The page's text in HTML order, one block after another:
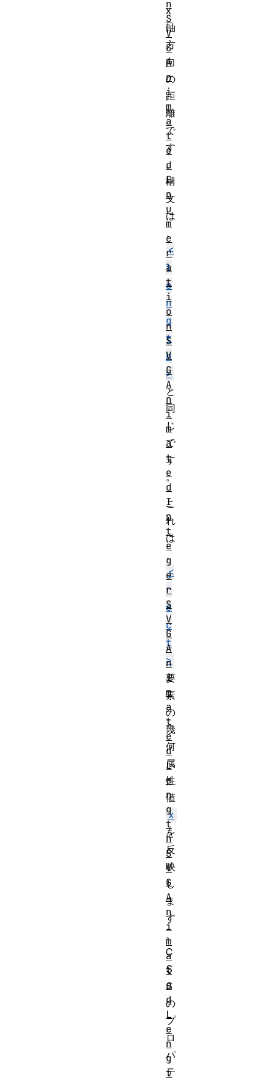
x
軸
方
向
の
距
離
で
す
。
構
文
は
、
<
l
e
n
g
t
h
>
と
同
じ
で
す
。
こ
れ
は
、
<
r
e
c
t
>
要
素
の
幾
何
属
性
値
x
を
反
映
し
ま
す
。
C
S
S
の
プ
ロ
パ
テ
n
S
V
G
A
n
i
m
a
t
e
d
E
n
u
m
e
r
a
t
i
o
n
S
V
G
A
n
i
m
a
t
e
d
I
n
t
e
g
e
r
S
V
G
A
n
i
m
a
t
e
d
L
e
n
g
t
h
S
V
G
A
n
i
m
a
t
e
d
L
e
n
g
t